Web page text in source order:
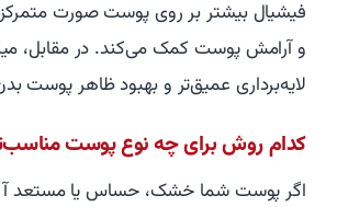
فیشیال بیشتر بر روی پوست صورت
و آرامش پوست کمک می‌کند. در مقابل،
لایه‌برداری عمیق‌تر و بهبود ظاهر پوست بدن
کدام روش برای چه نوع پوست
اگر پوست شما خشک، حساس یا مستعد